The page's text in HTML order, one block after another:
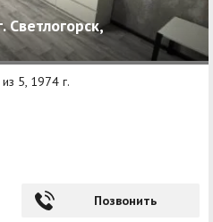
Светлогорск,
5, 1974 г.
Позвонить